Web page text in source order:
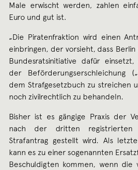
Male erwischt werden, zahlen
Euro und gut ist.
„Die Piratenfraktion wird einen
einbringen, der vorsieht, dass
Bundesratsinitiative dafür
der Beförderungserschleichung
dem Strafgesetzbuch zu streichen
noch zivilrechtlich zu behandeln.
Bisher ist es gängige Praxis der
nach der dritten registrierten
Strafantrag gestellt wird. Als
kann es zu einer sogenannten
Beschuldigten kommen, wenn die